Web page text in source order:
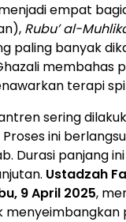
empat
Rubu’ al-
paling banyak
terapi
sering
ini
Durasi panjang
Ustadzah
9 April 2025,
menyeimbangkan